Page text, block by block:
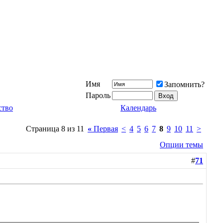
Имя
Запомнить?
Пароль
Календарь
Страница 8 из 11 « Первая < 4 5 6 7 8 9 10 11 >
Опции темы
#71